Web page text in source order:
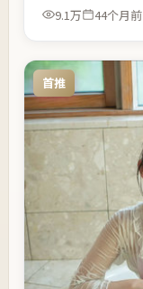
9.1万
44个月前
首推